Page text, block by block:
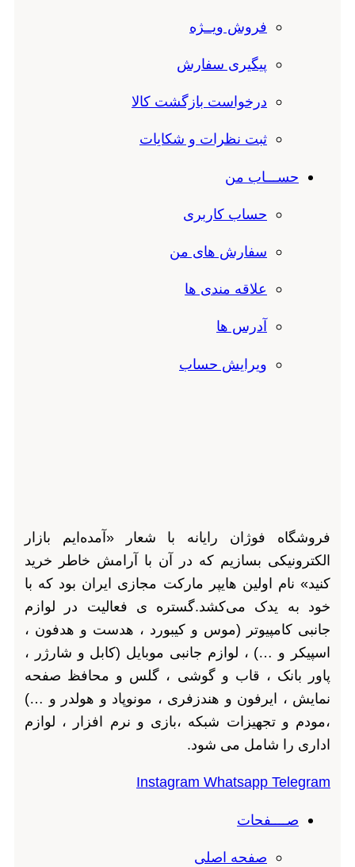
فروش ویــژه
پیگیری سفارش
درخواست بازگشت کالا
ثبت نظرات و شکایات
حســـاب من
حساب کاربری
سفارش های من
علاقه مندی ها
آدرس ها
ویرایش حساب
فروشگاه فوژان رایانه با شعار «آمده‌ایم بازار
الکترونیکی بسازیم که در آن با آرامش خاطر خرید
کنید» نام اولین هایپر مارکت مجازی ایران بود که با
خود به یدک می‌کشد.گستره ی فعالیت در لوازم
جانبی کامپیوتر (موس و کیبورد ، هدست و هدفون ،
اسپیکر و …) ، لوازم جانبی موبایل (کابل و شارژر ،
پاور بانک ، قاب و گوشی ، گلس و محافظ صفحه
نمایش ، ایرفون و هندزفری ، مونوپاد و هولدر و …)
،مودم و تجهیزات شبکه ،بازی و نرم افزار ، لوازم
اداری را شامل می شود.
Instagram Whatsapp Telegram
صــــفحات
صفحه اصلی